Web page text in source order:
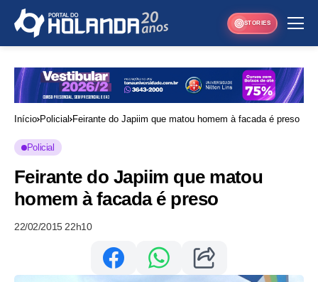
STORIES
Início Policial Feirante do Japiim que matou homem à facada é preso
Policial
Feirante do Japiim que matou
homem à facada é preso
22/02/2015 22h10